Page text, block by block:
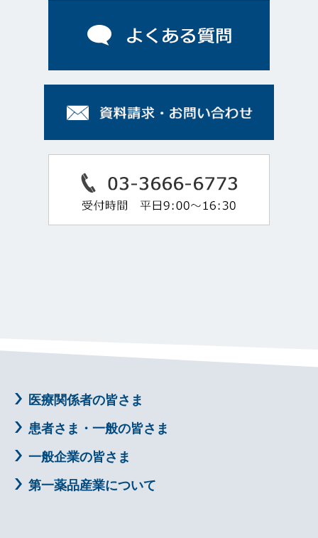
医療関係者の皆さま
患者さま・一般の皆さま
一般企業の皆さま
第一薬品産業について